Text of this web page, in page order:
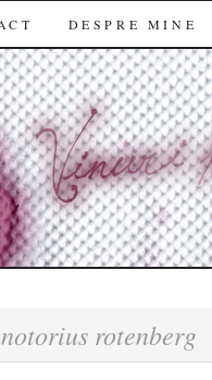
DESPRE MINE
notorius rotenberg